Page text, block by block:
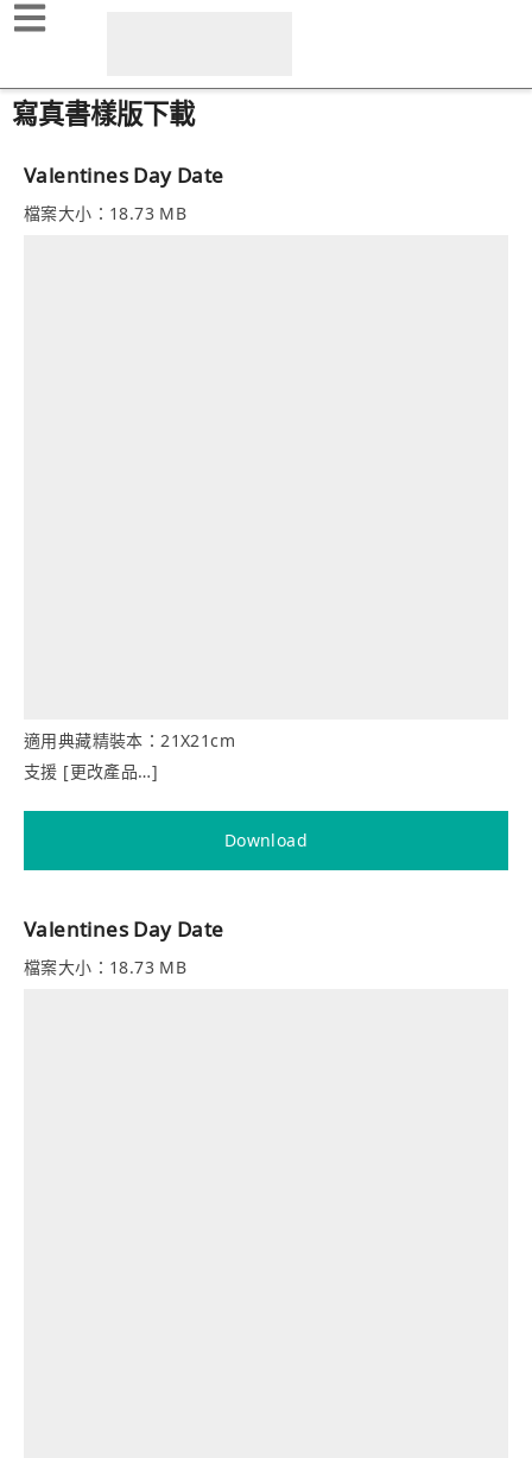
寫真書樣版下載
Valentines Day Date
檔案大小：18.73 MB
適用典藏精裝本：21X21cm
支援 [更改產品…]
Download
Valentines Day Date
檔案大小：18.73 MB